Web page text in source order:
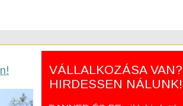
VÁLLALKOZÁSA VAN?
HIRDESSEN NÁLUNK!